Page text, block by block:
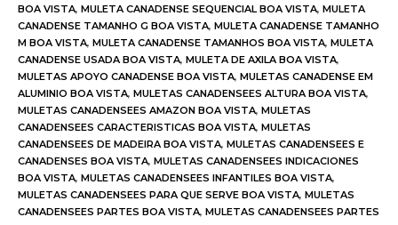
BOA VISTA, MULETA CANADENSE SEQUENCIAL BOA VISTA, MULETA
CANADENSE TAMANHO G BOA VISTA, MULETA CANADENSE TAMANHO
M BOA VISTA, MULETA CANADENSE TAMANHOS BOA VISTA, MULETA
CANADENSE USADA BOA VISTA, MULETA DE AXILA BOA VISTA,
MULETAS APOYO CANADENSE BOA VISTA, MULETAS CANADENSE EM
ALUMINIO BOA VISTA, MULETAS CANADENSEES ALTURA BOA VISTA,
MULETAS CANADENSEES AMAZON BOA VISTA, MULETAS
CANADENSEES CARACTERISTICAS BOA VISTA, MULETAS
CANADENSEES DE MADEIRA BOA VISTA, MULETAS CANADENSEES E
CANADENSES BOA VISTA, MULETAS CANADENSEES INDICACIONES
BOA VISTA, MULETAS CANADENSEES INFANTILES BOA VISTA,
MULETAS CANADENSEES PARA QUE SERVE BOA VISTA, MULETAS
CANADENSEES PARTES BOA VISTA, MULETAS CANADENSEES PARTES